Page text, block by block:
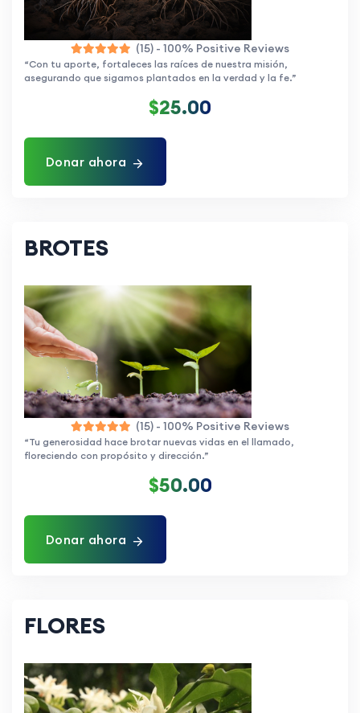
(15) - 100% Positive Reviews
“Con tu aporte, fortaleces las raíces de nuestra misión,
asegurando que sigamos plantados en la verdad y la fe.”
$25.00
Donar ahora
BROTES
(15) - 100% Positive Reviews
“Tu generosidad hace brotar nuevas vidas en el llamado,
floreciendo con propósito y dirección.”
$50.00
Donar ahora
FLORES